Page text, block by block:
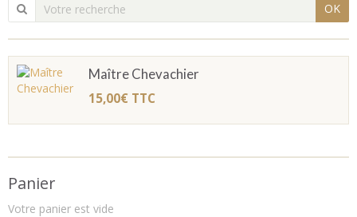
OK
Maître Chevachier
15,00€ TTC
Panier
Votre panier est vide